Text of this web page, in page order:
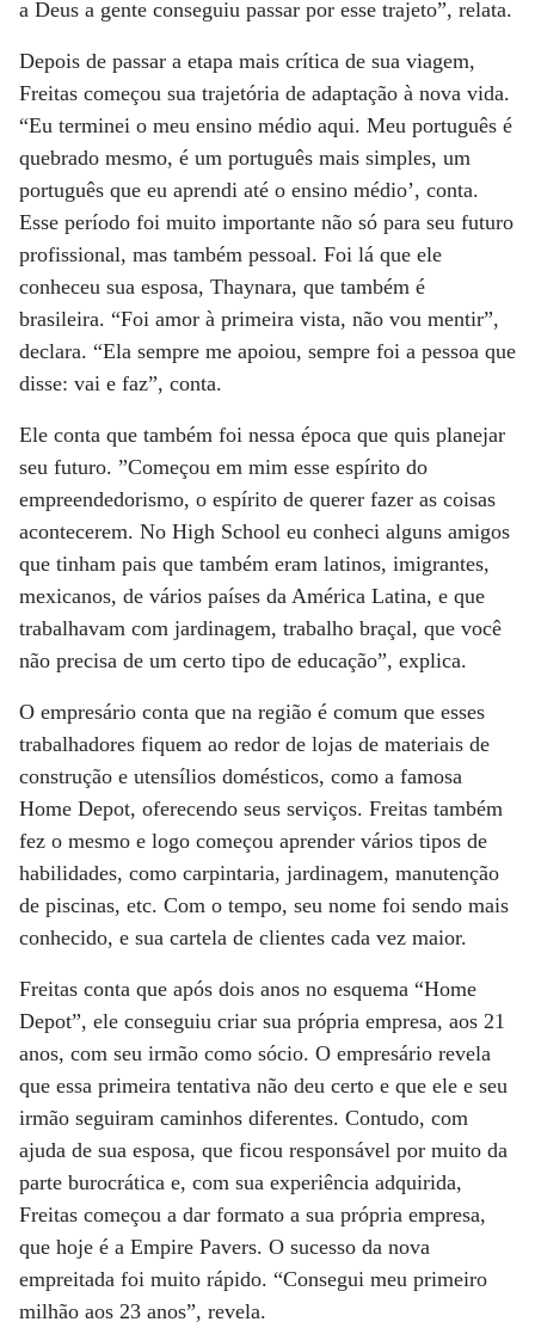
a Deus a gente conseguiu passar por esse trajeto”, relata.
Depois de passar a etapa mais crítica de sua viagem,
Freitas começou sua trajetória de adaptação à nova vida.
“Eu terminei o meu ensino médio aqui. Meu português é
quebrado mesmo, é um português mais simples, um
português que eu aprendi até o ensino médio’, conta.
Esse período foi muito importante não só para seu futuro
profissional, mas também pessoal. Foi lá que ele
conheceu sua esposa, Thaynara, que também é
brasileira. “Foi amor à primeira vista, não vou mentir”,
declara. “Ela sempre me apoiou, sempre foi a pessoa que
disse: vai e faz”, conta.
Ele conta que também foi nessa época que quis planejar
seu futuro. ”Começou em mim esse espírito do
empreendedorismo, o espírito de querer fazer as coisas
acontecerem. No High School eu conheci alguns amigos
que tinham pais que também eram latinos, imigrantes,
mexicanos, de vários países da América Latina, e que
trabalhavam com jardinagem, trabalho braçal, que você
não precisa de um certo tipo de educação”, explica.
O empresário conta que na região é comum que esses
trabalhadores fiquem ao redor de lojas de materiais de
construção e utensílios domésticos, como a famosa
Home Depot, oferecendo seus serviços. Freitas também
fez o mesmo e logo começou aprender vários tipos de
habilidades, como carpintaria, jardinagem, manutenção
de piscinas, etc. Com o tempo, seu nome foi sendo mais
conhecido, e sua cartela de clientes cada vez maior.
Freitas conta que após dois anos no esquema “Home
Depot”, ele conseguiu criar sua própria empresa, aos 21
anos, com seu irmão como sócio. O empresário revela
que essa primeira tentativa não deu certo e que ele e seu
irmão seguiram caminhos diferentes. Contudo, com
ajuda de sua esposa, que ficou responsável por muito da
parte burocrática e, com sua experiência adquirida,
Freitas começou a dar formato a sua própria empresa,
que hoje é a Empire Pavers. O sucesso da nova
empreitada foi muito rápido. “Consegui meu primeiro
milhão aos 23 anos”, revela.